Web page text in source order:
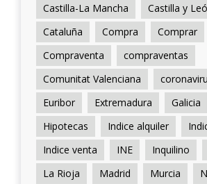
Castilla-La Mancha
Castilla y
Cataluña
Compra
Comprar
Compraventa
compraventas
Comunitat Valenciana
Euribor
Extremadura Galicia
Hipotecas
Indice alquiler
Indice venta
INE Inquilino
La Rioja
Madrid Murcia